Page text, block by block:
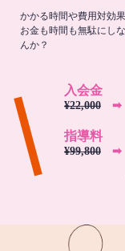
かかる時間や費用対効
お金も時間も無駄にし
んか？
入会金
¥22,000 ➡︎
指導料
¥99,800 ➡︎